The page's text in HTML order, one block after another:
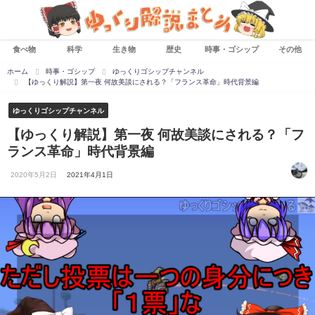
食べ物 科学 生き物 歴史 時事・ゴシップ その他
ホーム 時事・ゴシップ
ゆっくりゴシップチャンネル
【ゆっくり解説】第一夜 何故美談にされる？「フランス革命」時代背景編
ゆっくりゴシップチャンネル
【ゆっくり解説】第一夜 何故美談にされる？「フ
ランス革命」時代背景編
2020年5月2日 2021年4月1日